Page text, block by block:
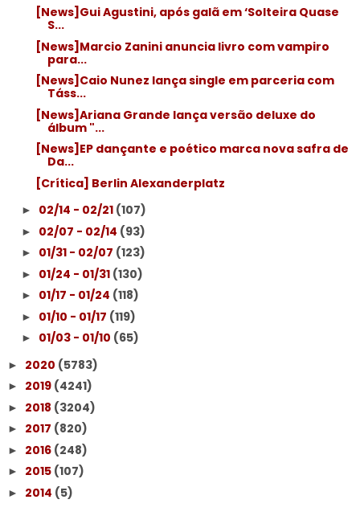
[News]Gui Agustini, após galã em ‘Solteira Quase
S...
[News]Marcio Zanini anuncia livro com vampiro
para...
[News]Caio Nunez lança single em parceria com
Táss...
[News]Ariana Grande lança versão deluxe do
álbum "...
[News]EP dançante e poético marca nova safra de
Da...
[Crítica] Berlin Alexanderplatz
► 02/14 - 02/21 (107)
► 02/07 - 02/14 (93)
► 01/31 - 02/07 (123)
► 01/24 - 01/31 (130)
► 01/17 - 01/24 (118)
► 01/10 - 01/17 (119)
► 01/03 - 01/10 (65)
► 2020 (5783)
► 2019 (4241)
► 2018 (3204)
► 2017 (820)
► 2016 (248)
► 2015 (107)
► 2014 (5)